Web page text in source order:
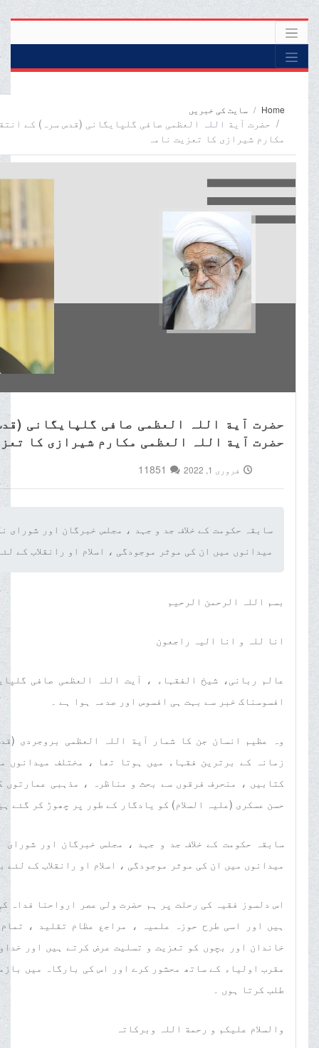
Home سایٹ کی خبریں
حضرت آیة اللہ العظمی صافی گلپایگانی (قدس سرہ) کے
مکارم شیرازی کا تعزیت نامہ
حضرت آیة اللہ العظمی صافی گلپایگانی
حضرت آیة اللہ العظمی مکارم شیرازی کا
فروری 1, 2022 11851
سابقہ حکومت کے خلاف جد و جہد ، مجلس خبرگان اور شورای
میدانوں میں ان کی موثر موجودگی ، اسلام او رانقلاب کے
بسم اللہ الرحمن الرحیم
انا للہ و انا الیہ راجعون
عالم ربانی، شیخ الفقہاء ، آیت اللہ العظمی صافی
افسوسناک خبر سے بہت ہی افسوس اور صدمہ ہوا ہے ۔
وہ عظیم انسان جن کا شمار آیة اللہ العظمی بروجردی
زمانہ کے برترین فقہاء میں ہوتا تھا ، مختلف میدانوں
کتابیں ، منحرف فرقوں سے بحث و مناظرہ ، مذہبی
حسن عسکری (علیہ السلام) کو یادگار کے طور پر چھوڑ کر گئے
سابقہ حکومت کے خلاف جد و جہد ، مجلس خبرگان اور
میدانوں میں ان کی موثر موجودگی ، اسلام او رانقلاب کے
اس دلسوز فقیہ کی رحلت پر ہم حضرت ولی عصر ارواحنا فداہ
ہیں اور اسی طرح حوزہ علمیہ ، مراجع عظام تقلید ،
خاندان اور بچوں کو تعزیت و تسلیت عرض کرتے ہیں اور
مقرب اولیاء کے ساتھ محشور کرے اور اس کی بارگاہ میں
طلب کرتا ہوں ۔
والسلام علیکم و رحمة اللہ وبرکاتہ